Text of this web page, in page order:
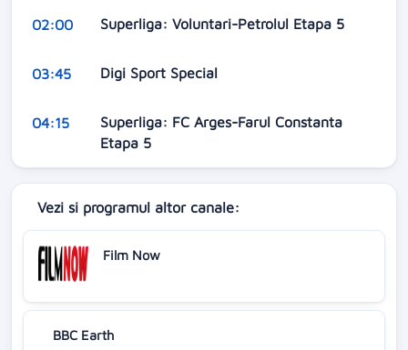
02:00 Superliga: Voluntari-Petrolul Etapa 5
03:45 Digi Sport Special
04:15
Superliga: FC Arges-Farul Constanta
Etapa 5
Vezi si programul altor canale:
Film Now
BBC Earth